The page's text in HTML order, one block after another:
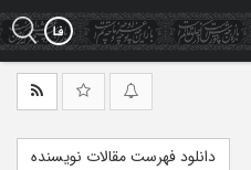
دانلود فهرست مقالات نویسنده